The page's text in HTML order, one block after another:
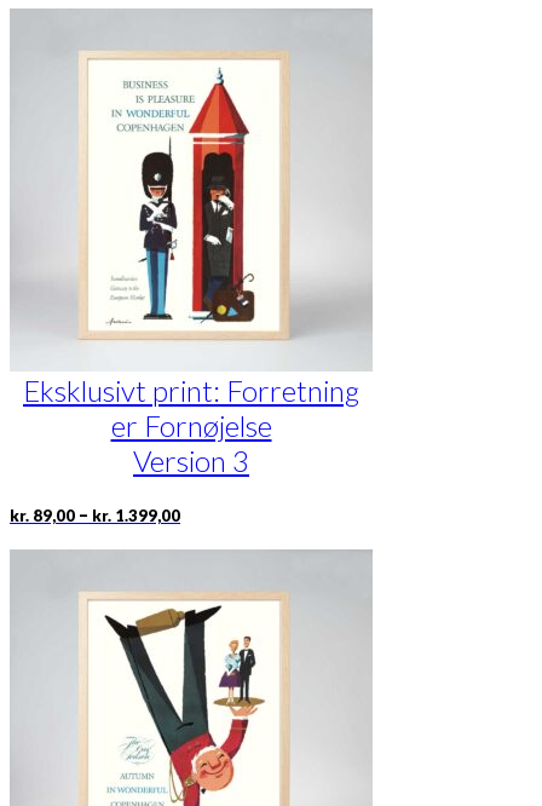
til
varianter.
Mulighederne
kan
vælges
varesiden
Eksklusivt print: Forretning
er Fornøjelse
Version 3
kr. 89,00 – kr. 1.399,00Prisinterval:
til
Dette
varianter.
Mulighederne
kan
vælges
på
varesiden